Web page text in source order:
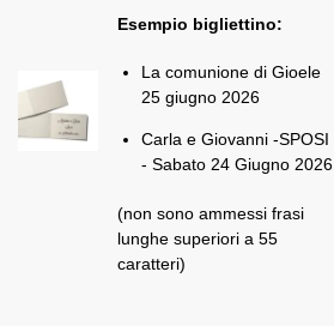
Esempio bigliettino:
La comunione di Gioele
25 giugno 2026
Carla e Giovanni -SPOSI
- Sabato 24 Giugno 2026
(non sono ammessi frasi
lunghe superiori a 55
caratteri)